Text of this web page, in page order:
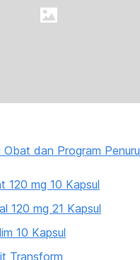
Obat dan Program
120 mg 10 Kapsul
120 mg 21 Kapsul
10 Kapsul
Transform